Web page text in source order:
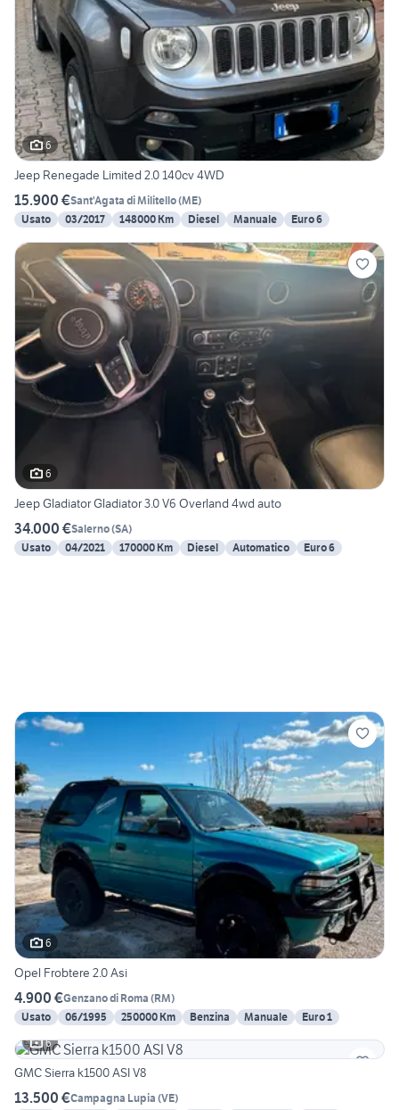
6
Jeep Renegade Limited 2.0 140cv 4WD
15.900 €Sant'Agata di Militello(ME)
Usato
03/2017 148000 Km Diesel Manuale Euro 6
6
Jeep Gladiator Gladiator 3.0 V6 Overland 4wd auto
34.000 €Salerno(SA)
Usato
04/2021 170000 Km Diesel Automatico Euro 6
6
Opel Frobtere 2.0 Asi
4.900 €Genzano di Roma (RM)
Usato
06/1995 250000 Km Benzina Manuale
Euro 1
6
GMC Sierra k1500 ASI V8
13.500 €Campagna Lupia (VE)